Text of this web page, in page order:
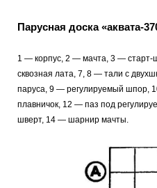
Парусная доска «аквата-
1 — корпус, 2 — мачта, 3 —
сквозная лата, 7, 8 — тали с
паруса, 9 — регулируемый шпор,
плавничок, 12 — паз под
шверт, 14 — шарнир мачты.